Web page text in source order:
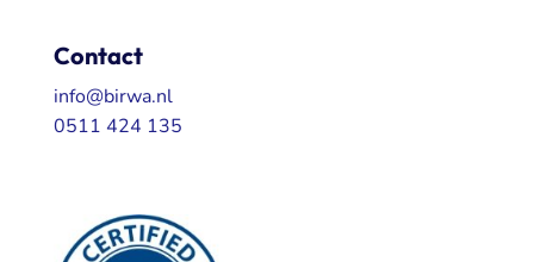
Contact
info@birwa.nl
0511 424 135